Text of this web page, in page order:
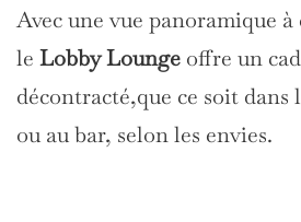
Avec une vue panoramique
le Lobby Lounge offre un
décontracté,que ce soit
ou au bar, selon les envies.